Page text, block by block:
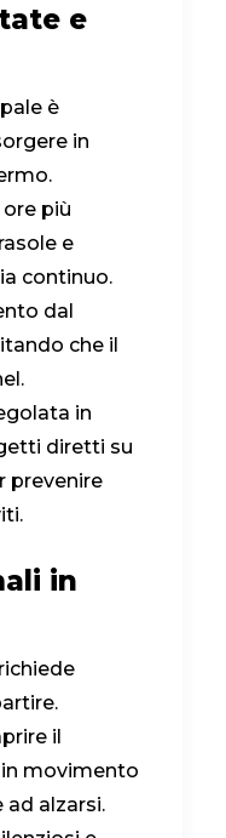
e
è
in
più
e
continuo.
dal
che il
in
diretti su
prevenire
in
il
movimento
ad alzarsi.